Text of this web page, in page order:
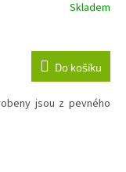
Skladem
Do košíku
jsou z pevného